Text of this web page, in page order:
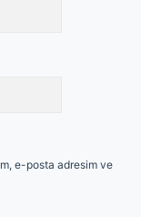
e-posta adresim ve